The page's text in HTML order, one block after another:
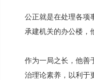
公正就是在处理各项
承建机关的办公楼，
作为一局之长，他善
治理论素养，以利于